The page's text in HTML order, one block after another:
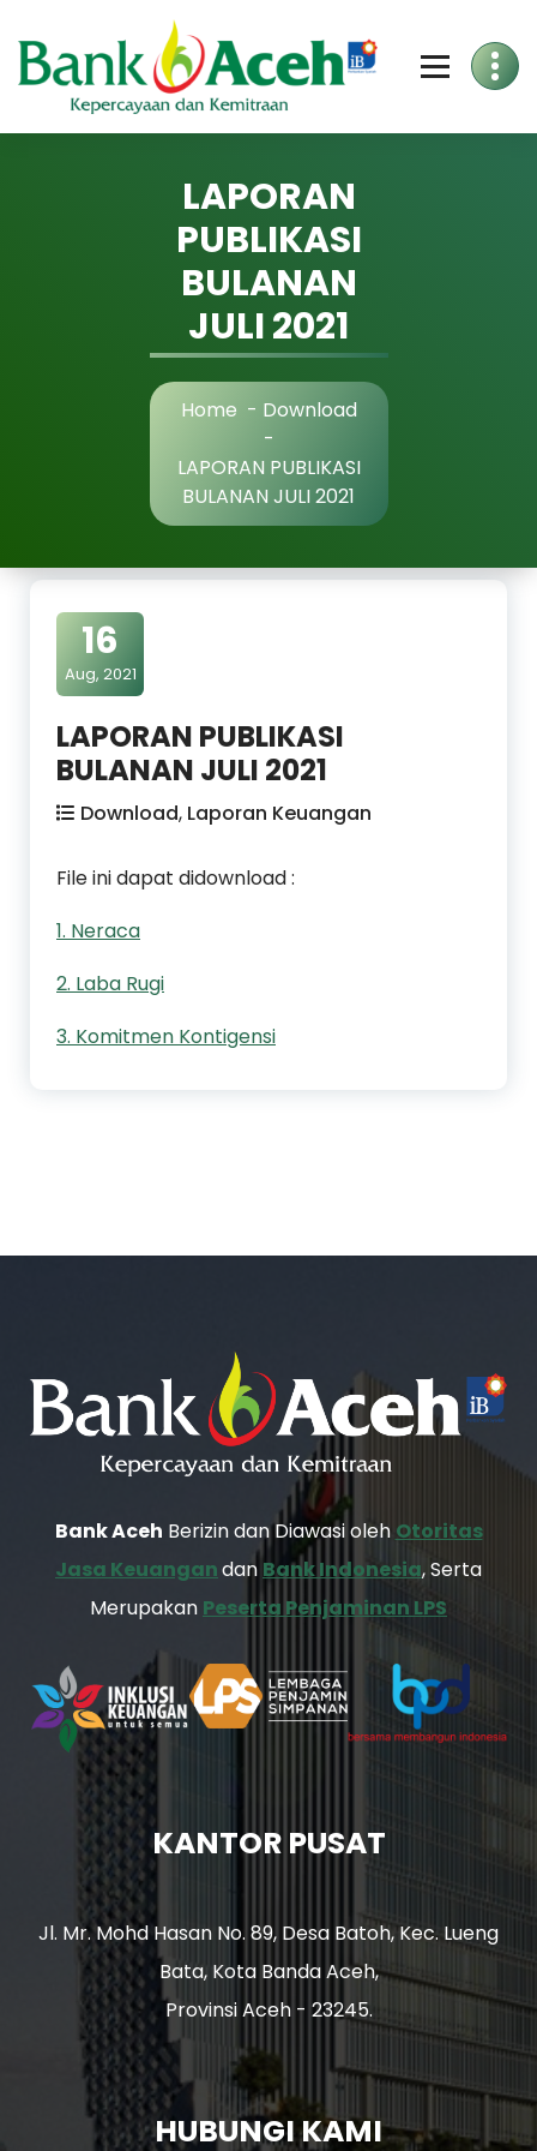
to
Content
LAPORAN
PUBLIKASI
BULANAN
JULI 2021
Home - Download
-
LAPORAN PUBLIKASI
BULANAN JULI 2021
16
Aug, 2021
LAPORAN PUBLIKASI
BULANAN JULI 2021
Download, Laporan Keuangan
File ini dapat didownload :
1. Neraca
2. Laba Rugi
3. Komitmen Kontigensi
Bank Aceh Berizin dan Diawasi oleh Otoritas
Jasa Keuangandan Bank Indonesia, Serta
Merupakan Peserta Penjaminan LPS
KANTOR PUSAT
Jl. Mr. Mohd Hasan No. 89, Desa Batoh, Kec. Lueng
Bata, Kota Banda Aceh,
Provinsi Aceh - 23245.
HUBUNGI KAMI